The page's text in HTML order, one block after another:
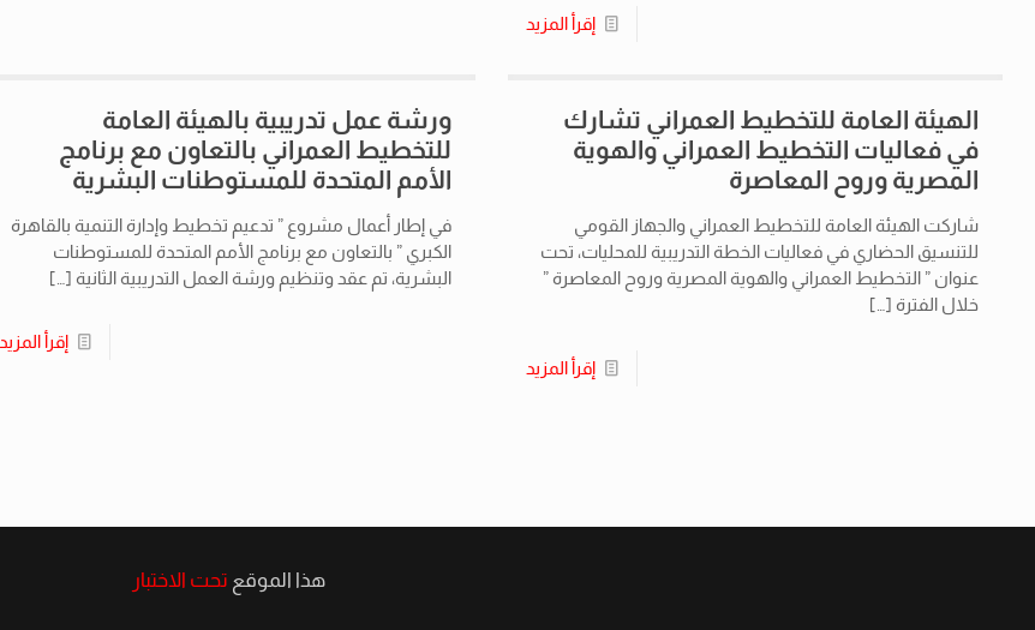
إقرأ المزيد
الهيئة العامة للتخطيط العمراني تشارك
في فعاليات التخطيط العمراني والهوية
المصرية وروح المعاصرة
شاركت الهيئة العامة للتخطيط العمراني والجهاز القومي
للتنسيق الحضاري في فعاليات الخطة التدريبية للمحليات، تحت
عنوان ” التخطيط العمراني والهوية المصرية وروح المعاصرة ”
خلال الفترة […]
إقرأ المزيد
ورشة عمل تدريبية بالهيئة العامة
للتخطيط العمراني بالتعاون مع برنامج
الأمم المتحدة للمستوطنات البشرية
في إطار أعمال مشروع ” تدعيم تخطيط وإدارة التنمية بالقاهرة
الكبري ” بالتعاون مع برنامج الأمم المتحدة للمستوطنات
البشرية، تم عقد وتنظيم ورشة العمل التدريبية الثانية […]
إقرأ المزيد
هذا الموقع تحت الاختبار